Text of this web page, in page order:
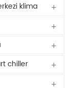
klima
chiller